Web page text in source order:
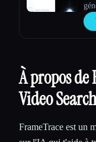
À propos de
Video Search
FrameTrace est un